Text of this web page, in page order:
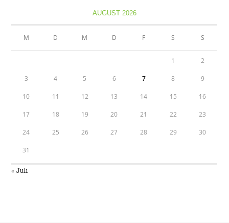
AUGUST 2026
M D M D F S S
1 2
3 4 5 6 7 8 9
10 11 12 13 14 15 16
17 18 19 20 21 22 23
24 25 26 27 28 29 30
31
« Juli